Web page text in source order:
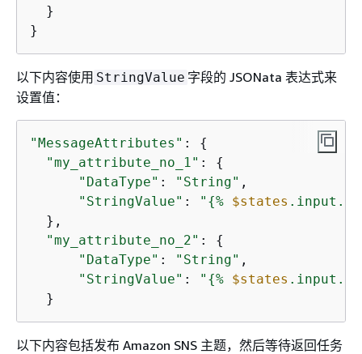
  }
}
以下内容使用 StringValue 字段的 JSONata 表达式来
设置值：
"MessageAttributes" : {
"my_attribute_no_1" : {
"DataType" : "String" ,
"StringValue" : " {% $states
  },
"my_attribute_no_2" : {
"DataType" : "String" ,
"StringValue" : " {% $states
  }
以下内容包括发布 Amazon SNS 主题，然后等待返回任务